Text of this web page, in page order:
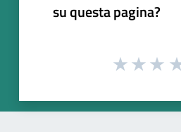
su questa pagina?